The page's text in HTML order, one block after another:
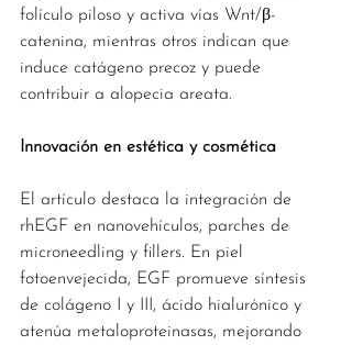
folículo piloso y activa vías Wnt/β-
catenina, mientras otros indican que
induce catágeno precoz y puede
contribuir a alopecia areata.
Innovación en estética y cosmética
El artículo destaca la integración de
rhEGF en nanovehículos, parches de
microneedling y fillers. En piel
fotoenvejecida, EGF promueve síntesis
de colágeno I y III, ácido hialurónico y
atenúa metaloproteinasas, mejorando